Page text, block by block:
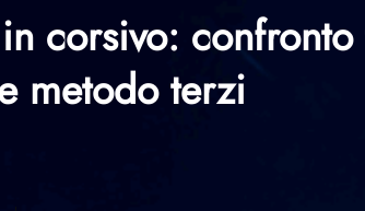
corsivo:
metodo terzi